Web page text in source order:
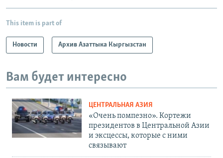
This item is part of
Новости Архив Азаттыка Кыргызстан
Вам будет интересно
ЦЕНТРАЛЬНАЯ АЗИЯ
«Очень помпезно». Кортежи
президентов в Центральной Азии
и эксцессы, которые с ними
связывают